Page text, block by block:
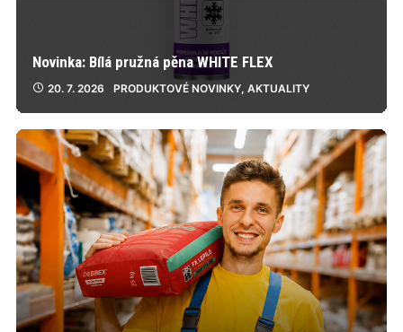
Novinka: Bílá pružná pěna WHITE FLEX
20. 7. 2026 PRODUKTOVÉ NOVINKY, AKTUALITY